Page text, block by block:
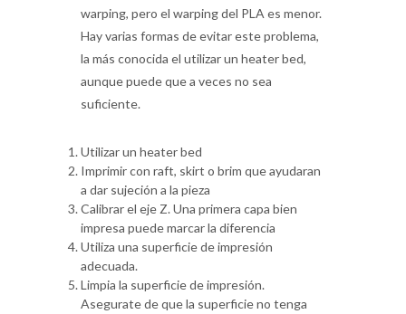
warping, pero el warping del PLA es menor.
Hay varias formas de evitar este problema,
la más conocida el utilizar un heater bed,
aunque puede que a veces no sea
suficiente.
Utilizar un heater bed
Imprimir con raft, skirt o brim que ayudaran
a dar sujeción a la pieza
Calibrar el eje Z. Una primera capa bien
impresa puede marcar la diferencia
Utiliza una superficie de impresión
adecuada.
Limpia la superficie de impresión.
Asegurate de que la superficie no tenga